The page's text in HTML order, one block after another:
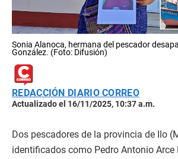
Sonia Alanoca, hermana del pescador
González. (Foto: Difusión)
REDACCIÓN DIARIO CORREO
Actualizado el 16/11/2025, 10:37 a.m.
Dos pescadores de la provincia de Ilo
identificados como Pedro Antonio Arce